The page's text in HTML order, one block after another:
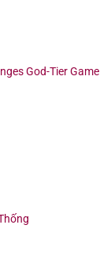
God-Tier Game